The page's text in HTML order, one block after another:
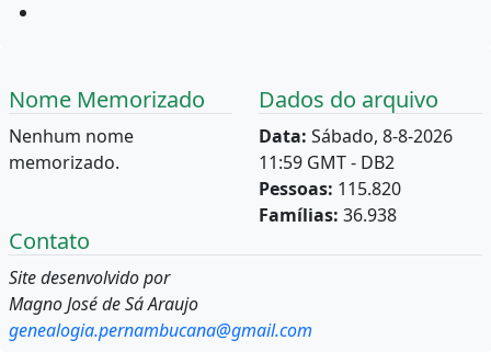
Nome Memorizado
Nenhum nome
memorizado.
Dados do arquivo
Data: Sábado, 8-8-2026
11:59 GMT - DB2
Pessoas: 115.820
Famílias: 36.938
Contato
Site desenvolvido por
Magno José de Sá Araujo
genealogia.pernambucana@gmail.com